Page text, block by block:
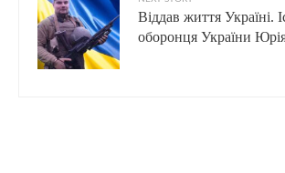
Віддав життя Україні.
оборонця України